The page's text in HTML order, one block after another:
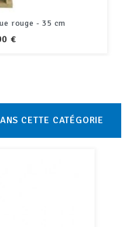
rouge - 35 cm
€
CETTE CATÉGORIE